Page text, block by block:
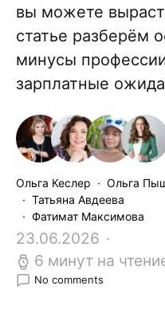
вы можете
статье разберём
минусы
зарплатные
Ольга Кеслер
Ольга
Татьяна Авдеева
Фатимат Максимова
23.06.2026
6 минут на
No comments